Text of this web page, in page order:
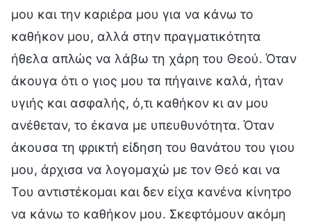
μου και την καριέρα μου για να κάνω το
καθήκον μου, αλλά στην πραγματικότητα
ήθελα απλώς να λάβω τη χάρη του Θεού. Όταν
άκουγα ότι ο γιος μου τα πήγαινε καλά, ήταν
υγιής και ασφαλής, ό,τι καθήκον κι αν μου
ανέθεταν, το έκανα με υπευθυνότητα. Όταν
άκουσα τη φρικτή είδηση του θανάτου του γιου
μου, άρχισα να λογομαχώ με τον Θεό και να
Του αντιστέκομαι και δεν είχα κανένα κίνητρο
να κάνω το καθήκον μου. Σκεφτόμουν ακόμη